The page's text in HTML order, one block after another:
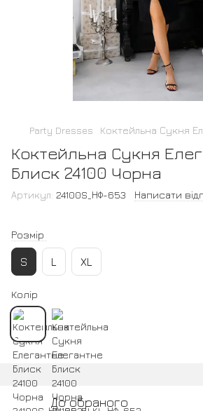
Party Dresses Коктейльна Сукня
Коктейльна Сукня
Блиск 24100 Чорна
Артикул: 24100S_НФ-653 Написати
Розмір
S L XL
Колір
До обраного